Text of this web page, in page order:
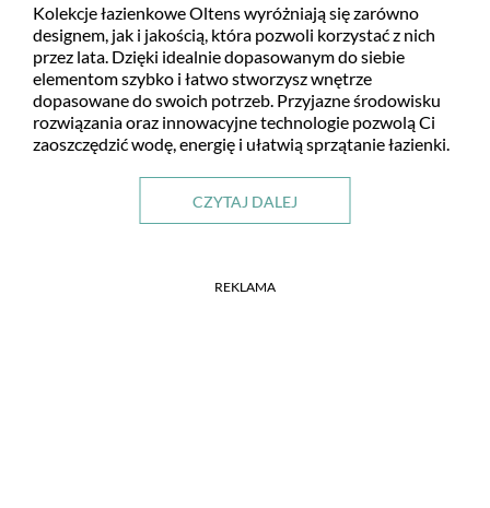
Kolekcje łazienkowe Oltens wyróżniają się zarówno
designem, jak i jakością, która pozwoli korzystać z nich
przez lata. Dzięki idealnie dopasowanym do siebie
elementom szybko i łatwo stworzysz wnętrze
dopasowane do swoich potrzeb. Przyjazne środowisku
rozwiązania oraz innowacyjne technologie pozwolą Ci
zaoszczędzić wodę, energię i ułatwią sprzątanie łazienki.
CZYTAJ DALEJ
REKLAMA